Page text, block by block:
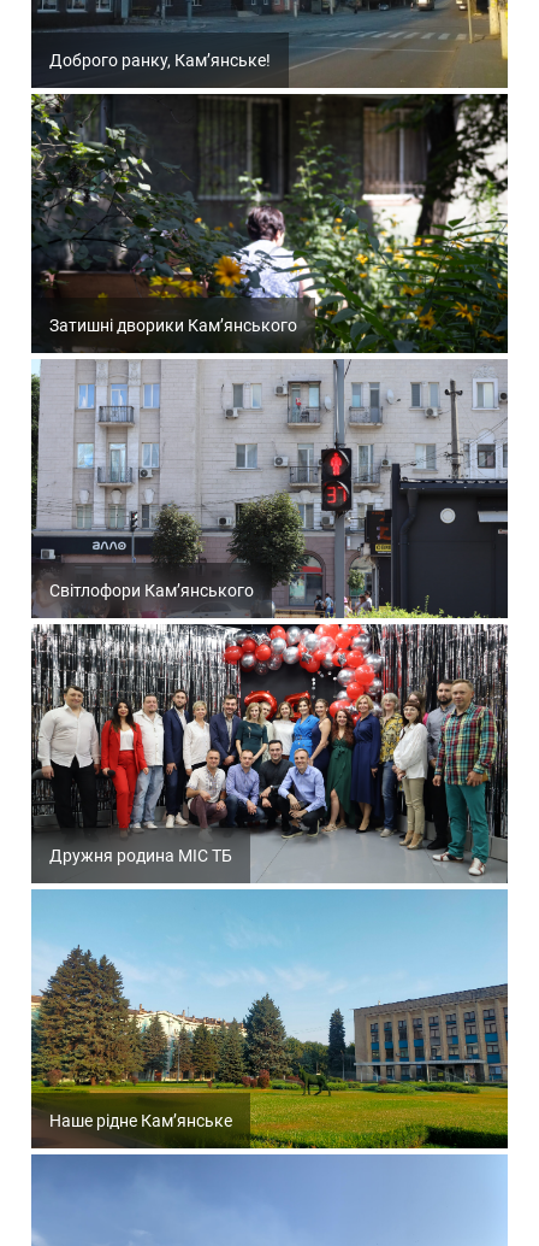
Доброго ранку, Кам’янське!
Затишні дворики Кам’янського
Світлофори Кам’янського
Дружня родина МІС ТБ
Наше рідне Кам’янське